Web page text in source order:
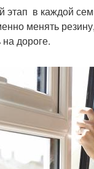
этап в каждой
менять
на дороге.